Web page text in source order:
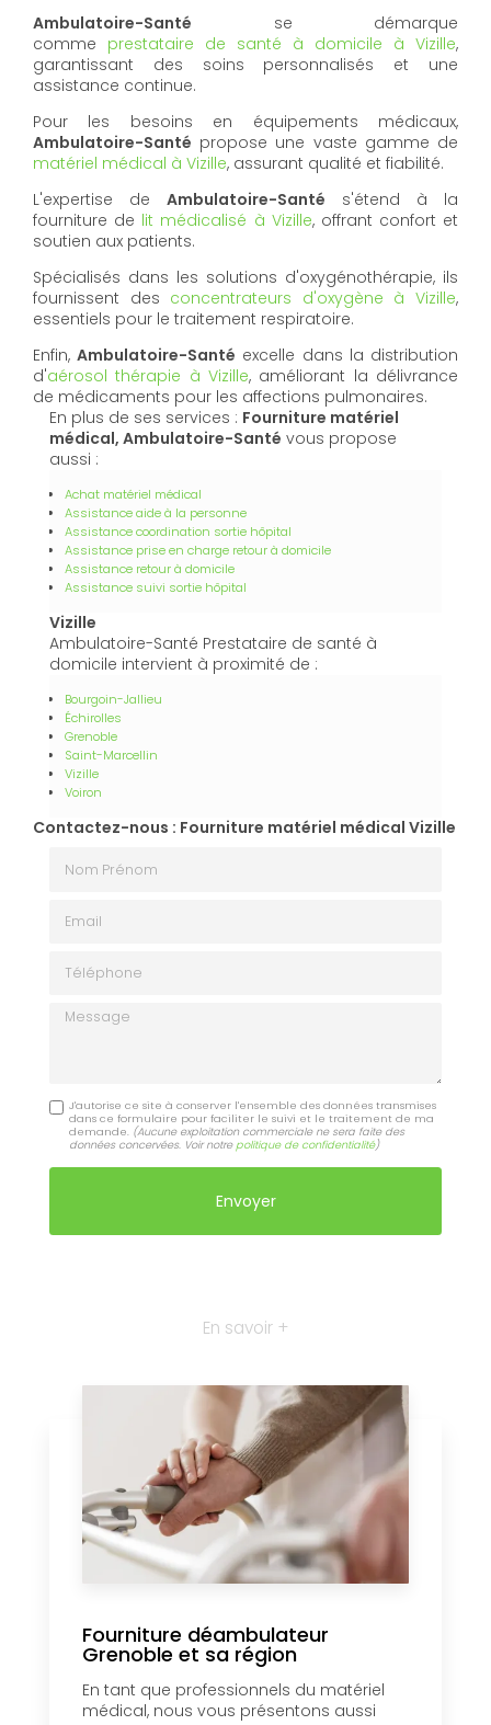
Ambulatoire-Santé se démarque
comme prestataire de santé à domicile à Vizille,
garantissant des soins personnalisés et une
assistance continue.
Pour les besoins en équipements médicaux,
Ambulatoire-Santé propose une vaste gamme de
matériel médical à Vizille, assurant qualité et fiabilité.
L'expertise de Ambulatoire-Santé s'étend à la
fourniture de lit médicalisé à Vizille, offrant confort et
soutien aux patients.
Spécialisés dans les solutions d'oxygénothérapie, ils
fournissent des concentrateurs d'oxygène à Vizille,
essentiels pour le traitement respiratoire.
Enfin,Ambulatoire-Santé excelle dans la distribution
d'aérosol thérapie à Vizille, améliorant la délivrance
de médicaments pour les affections pulmonaires.
En plus de ses services : Fourniture matériel
médical, Ambulatoire-Santé vous propose
aussi :
Achat matériel médical
Assistance aide à la personne
Assistance coordination sortie hôpital
Assistance prise en charge retour à domicile
Assistance retour à domicile
Assistance suivi sortie hôpital
Vizille
Ambulatoire-Santé Prestataire de santé à
domicile intervient à proximité de :
Bourgoin-Jallieu
Échirolles
Grenoble
Saint-Marcellin
Vizille
Voiron
Contactez-nous : Fourniture matériel médical Vizille
Message
J'autorise ce site à conserver l'ensemble des données transmises
dans ce formulaire pour faciliter le suivi et le traitement de ma
demande. (Aucune exploitation commerciale ne sera faite des
données concervées. Voir notre politique de confidentialité)
En savoir +
Fourniture déambulateur
Grenoble et sa région
En tant que professionnels du matériel
médical, nous vous présentons aussi